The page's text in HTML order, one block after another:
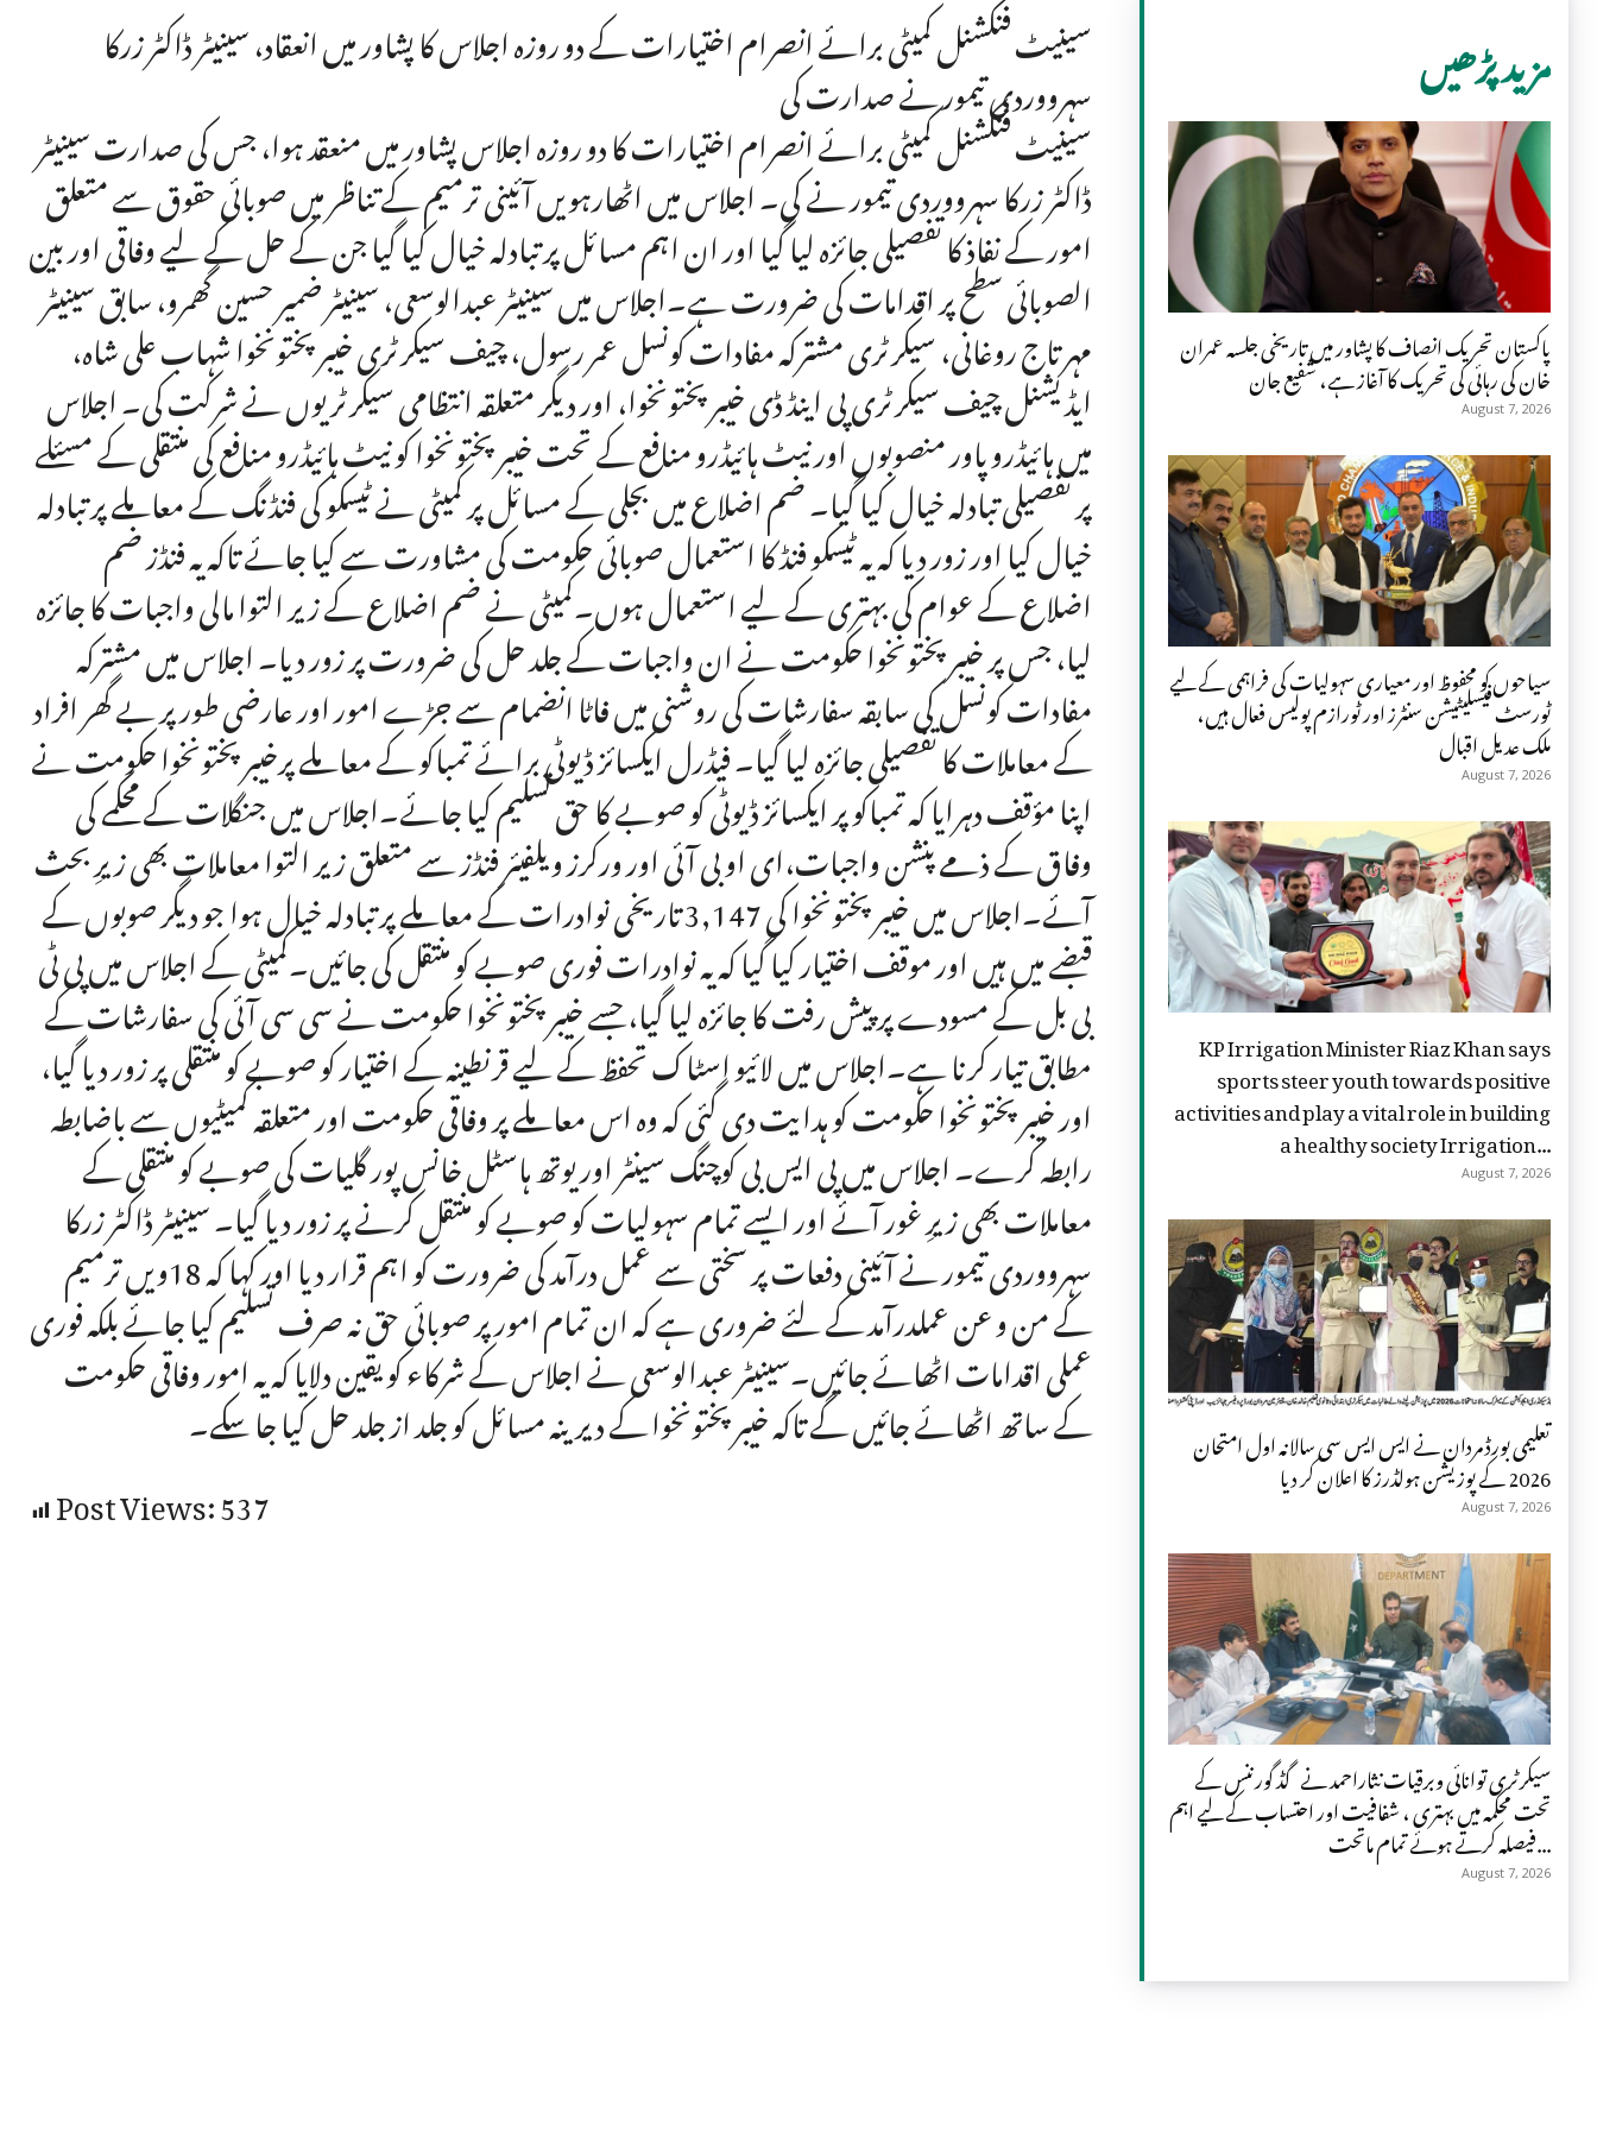
سینیٹ فنکشنل کمیٹی برائے انصرام اختیارات کے دو روزہ اجلاس کا پشاور میں انعقاد، سینیٹر ڈاکٹر زرکا
سہرووردی تیمور نے صدارت کی
سینیٹ فنکشنل کمیٹی برائے انصرام اختیارات کا دو روزہ اجلاس پشاور میں منعقد ہوا، جس کی صدارت سینیٹر
ڈاکٹر زرکا سہرووردی تیمور نے کی۔ اجلاس میں اٹھارہویں آئینی ترمیم کے تناظر میں صوبائی حقوق سے متعلق
امور کے نفاذ کا تفصیلی جائزہ لیا گیا اور ان اہم مسائل پر تبادلہ خیال کیا گیا جن کے حل کے لیے وفاقی اور بین
الصوبائی سطح پر اقدامات کی ضرورت ہے۔اجلاس میں سینیٹر عبدالوسعی، سینیٹر ضمیر حسین گھمرو، سابق سینیٹر
مہر تاج روغانی، سیکرٹری مشترکہ مفادات کونسل عمر رسول، چیف سیکرٹری خیبرپختونخوا شہاب علی شاہ،
ایڈیشنل چیف سیکرٹری پی اینڈ ڈی خیبرپختونخوا، اور دیگر متعلقہ انتظامی سیکرٹریوں نے شرکت کی۔ اجلاس
میں ہائیڈرو پاور منصوبوں اور نیٹ ہائیڈرو منافع کے تحت خیبرپختونخوا کو نیٹ ہائیڈرو منافع کی منتقلی کے مسئلے
پر تفصیلی تبادلہ خیال کیا گیا۔ ضم اضلاع میں بجلی کے مسائل پر کمیٹی نے ٹیسکو کی فنڈنگ کے معاملے پر تبادلہ
خیال کیا اور زور دیا کہ یہ ٹیسکو فنڈ کا استعمال صوبائی حکومت کی مشاورت سے کیا جائے تاکہ یہ فنڈز ضم
اضلاع کے عوام کی بہتری کے لیے استعمال ہوں۔کمیٹی نے ضم اضلاع کے زیر التوا مالی واجبات کا جائزہ
لیا، جس پر خیبرپختونخوا حکومت نے ان واجبات کے جلد حل کی ضرورت پر زور دیا۔ اجلاس میں مشترکہ
مفادات کونسل کی سابقہ سفارشات کی روشنی میں فاٹا انضمام سے جڑے امور اور عارضی طور پر بے گھر افراد
کے معاملات کا تفصیلی جائزہ لیا گیا۔ فیڈرل ایکسائز ڈیوٹی برائے تمباکو کے معاملے پرخیبرپختونخوا حکومت نے
اپنا مؤقف دہرایا کہ تمباکو پر ایکسائز ڈیوٹی کو صوبے کا حق تسلیم کیا جائے۔اجلاس میں جنگلات کے محکمے کی
وفاق کے ذمے پنشن واجبات،ای او بی آئی اور ورکرز ویلفیئر فنڈز سے متعلق زیر التوا معاملات بھی زیرِ بحث
آئے۔اجلاس میں خیبرپختونخوا کی 3,147 تاریخی نوادرات کے معاملے پر تبادلہ خیال ہوا جو دیگر صوبوں کے
قبضے میں ہیں اور موقف اختیار کیا گیا کہ یہ نوادرات فوری صوبے کو منتقل کی جائیں۔کمیٹی کے اجلاس میں پی ٹی
بی بل کے مسودے پر پیش رفت کا جائزہ لیا گیا، جسے خیبرپختونخوا حکومت نے سی سی آئی کی سفارشات کے
مطابق تیار کرنا ہے۔اجلاس میں لائیو اسٹاک تحفظ کے لیے قرنطینہ کے اختیار کو صوبے کو منتقلی پر زور دیا گیا،
اور خیبرپختونخوا حکومت کو ہدایت دی گئی کہ وہ اس معاملے پر وفاقی حکومت اور متعلقہ کمیٹیوں سے باضابطہ
رابطہ کرے۔ اجلاس میں پی ایس بی کوچنگ سینٹر اور یوتھ ہاسٹل خانس پور گلیات کی صوبے کو منتقلی کے
معاملات بھی زیرِ غور آئے اور ایسے تمام سہولیات کو صوبے کو منتقل کرنے پر زور دیا گیا۔ سینیٹر ڈاکٹر زرکا
سہرووردی تیمور نے آئینی دفعات پر سختی سے عمل درآمد کی ضرورت کو اہم قرار دیا اور کہا کہ 18ویں ترمیم
کے من و عن عملدرآمد کے لئے ضروری ہے کہ ان تمام امور پر صوبائی حق نہ صرف تسلیم کیا جائے بلکہ فوری
عملی اقدامات اٹھائے جائیں۔سینیٹر عبدالوسعی نے اجلاس کے شرکاء کو یقین دلایا کہ یہ امور وفاقی حکومت
کے ساتھ اٹھائے جائیں گے تاکہ خیبرپختونخوا کے دیرینہ مسائل کو جلد از جلد حل کیا جا سکے۔
Post Views:537
مزید پڑھیں
پاکستان تحریک انصاف کا پشاور میں تاریخی جلسہ عمران
خان کی رہائی کی تحریک کا آغاز ہے، شفیع جان
August 7, 2026
سیاحوں کو محفوظ اور معیاری سہولیات کی فراہمی کے لیے
ٹورسٹ فیسلیٹیشن سنٹرز اور ٹورازم پولیس فعال ہیں،
ملک عدیل اقبال
August 7, 2026
KP Irrigation Minister Riaz Khan says
sports steer youth towards positive
activities and play a vital role in building
a healthy society Irrigation...
August 7, 2026
تعلیمی بورڈ مردان نے ایس ایس سی سالانہ اول امتحان
2026 کے پوزیشن ہولڈرز کا اعلان کر دیا
August 7, 2026
سیکرٹری توانائی وبرقیات نثاراحمد نے گڈ گورننس کے
تحت محکمہ میں بہتری ، شفافیت اور احتساب کے لیے اہم
فیصلہ کرتے ہوئے تمام ماتحت...
August 7, 2026